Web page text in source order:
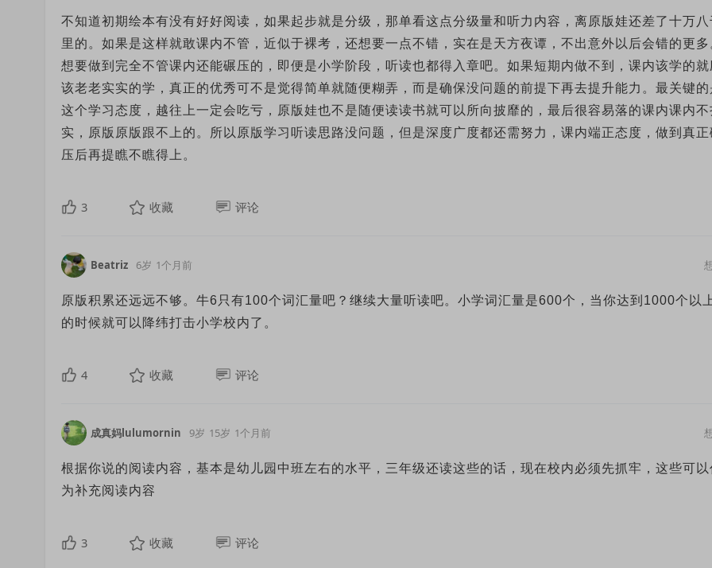
不知道初期绘本有没有好好阅读，如果起步就是分级，那单看这点分级量和听力内容，离原版娃还差了十万八
里的。如果是这样就敢课内不管，近似于裸考，还想要一点不错，实在是天方夜谭，不出意外以后会错的更多
想要做到完全不管课内还能碾压的，即便是小学阶段，听读也都得入章吧。如果短期内做不到，课内该学的就
该老老实实的学，真正的优秀可不是觉得简单就随便糊弄，而是确保没问题的前提下再去提升能力。最关键的
这个学习态度，越往上一定会吃亏，原版娃也不是随便读读书就可以所向披靡的，最后很容易落的课内课内不
实，原版原版跟不上的。所以原版学习听读思路没问题，但是深度广度都还需努力，课内端正态度，做到真正
压后再提瞧不瞧得上。
3 收藏 评论
Beatriz 6岁 1个月前
原版积累还远远不够。牛6只有100个词汇量吧？继续大量听读吧。小学词汇量是600个，当你达到1000个以
的时候就可以降纬打击小学校内了。
4 收藏 评论
成真妈lulumornin 9岁 15岁 1个月前
根据你说的阅读内容，基本是幼儿园中班左右的水平，三年级还读这些的话，现在校内必须先抓牢，这些可以
为补充阅读内容
3 收藏 评论